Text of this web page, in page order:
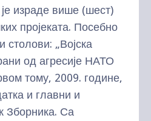
израде више (шест)
пројеката. Посебно
столови: „Војска
од агресије НАТО
тому, 2009. године,
и главни и
Зборника. Са